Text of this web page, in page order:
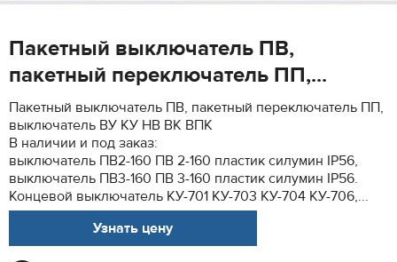
Пакетный выключатель ПВ,
пакетный переключатель ПП,...
Пакетный выключатель ПВ, пакетный переключатель ПП,
выключатель ВУ КУ НВ ВК ВПК
В наличии и под заказ:
выключатель ПВ2-160 ПВ 2-160 пластик силумин IP56,
выключатель ПВ3-160 ПВ 3-160 пластик силумин IP56.
Концевой выключатель КУ-701 КУ-703 КУ-704 КУ-706,...
Узнать цену